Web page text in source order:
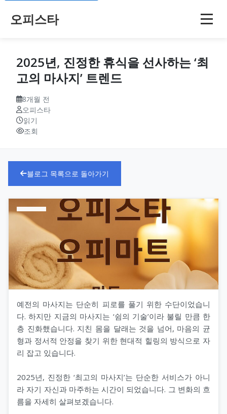
오피스타
2025년, 진정한 휴식을 선사하는 ‘최
고의 마사지’ 트렌드
8개월 전
오피스타
읽기
조회
블로그 목록으로 돌아가기
예전의 마사지는 단순히 피로를 풀기 위한 수단이었습니
다. 하지만 지금의 마사지는 ‘쉼의 기술’이라 불릴 만큼 한
층 진화했습니다. 지친 몸을 달래는 것을 넘어, 마음의 균
형과 정서적 안정을 찾기 위한 현대적 힐링의 방식으로 자
리 잡고 있습니다.
2025년, 진정한 ‘최고의 마사지’는 단순한 서비스가 아니
라 자기 자신과 마주하는 시간이 되었습니다. 그 변화의 흐
름을 자세히 살펴보겠습니다.